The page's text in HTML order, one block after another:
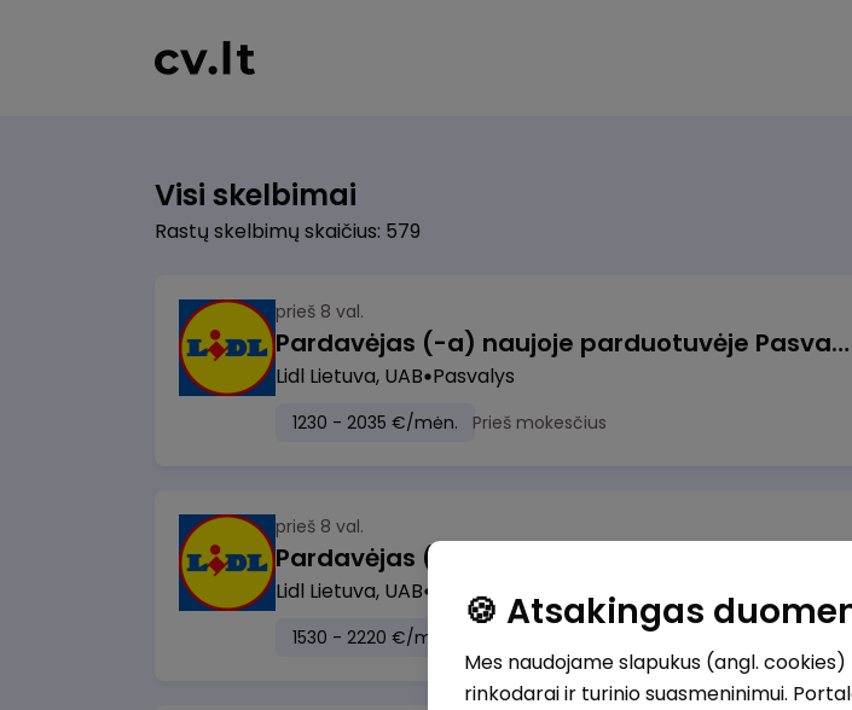
Visi skelbimai
Rastų skelbimų skaičius: 579
prieš 8 val.
Pardavėjas (-a) naujoje parduotuvėje Pasvalyje (PAPILDOMAS 600€ PRIEDAS)
Lidl Lietuva, UAB Pasvalys
1230 - 2035 €/mėn. Prieš mokesčius
prieš 8 val.
Lidl Lietuva, UAB Vilnius
1530 - 2220 €/mėn.
🍪 Atsakingas
Mes naudojame slapukus (angl.
rinkodarai ir turinio suasmeninimui.